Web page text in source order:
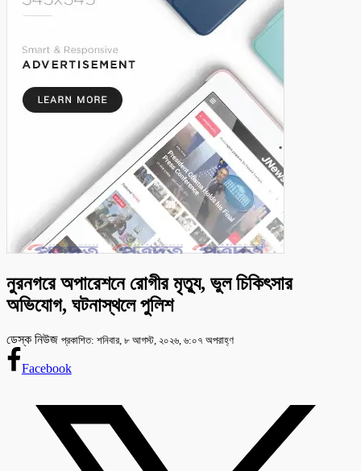
নুরনগরে অপারেশনে রোগীর মৃত্যু, ভুল চিকিৎসার
অভিযোগ, ঘটনাস্থলে পুলিশ
ডেস্ক নিউজ প্রকাশিত: শনিবার, ৮ আগস্ট, ২০২৬, ৬:০৭ অপরাহ্ণ
Facebook